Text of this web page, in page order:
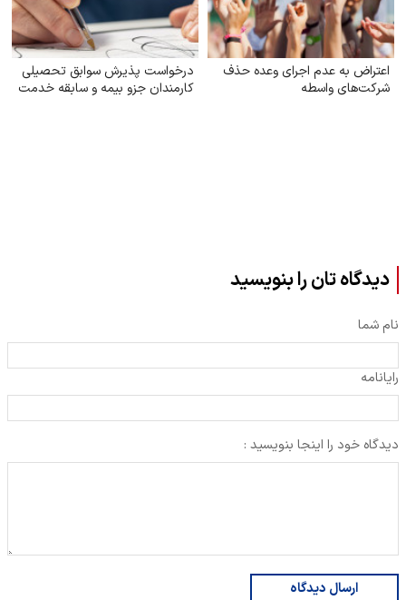
اعتراض به عدم اجرای وعده حذف
شرکت‌های واسطه
درخواست پذیرش سوابق تحصیلی
کارمندان جزو بیمه و سابقه خدمت
دیدگاه تان را بنویسید
نام شما
رایانامه
دیدگاه خود را اینجا بنویسید :
ارسال دیدگاه